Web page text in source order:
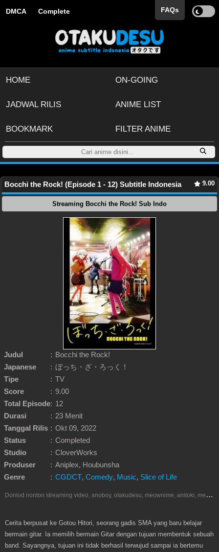
DMCA Complete FAQs
HOME ON-GOING
JADWAL RILIS ANIME LIST
BOOKMARK FILTER ANIME
Bocchi the Rock! (Episode 1 - 12) Subtitle Indonesia 9.00
Streaming Bocchi the Rock! Sub Indo
Judul : Bocchi the Rock!
Japanese
: ぼっち・ざ・ろっく！
Tipe
: TV
Score
: 9.00
Total Episode: 12
Durasi
: 23 Menit
Tanggal Rilis : Okt 09, 2022
Status
: Completed
Studio
: CloverWorks
Produser
: Aniplex, Houbunsha
Genre
: CGDCT, Comedy, Music, Slice of Life
D
onlod nonton streaming video, anoboy, otakudesu, meownime, anitoki, meguminime, melody, oploverz, anoboy, nimegami, unduh, riie net, drivenime, myanimelist, MAL, kusonime, neonime, bstation, maxnime, animeindo, Netflix, crunchyroll, neonime, samehadaku, streaming, otakupoi, awsubs, anibatch, anikyojin, nekonime, kurogaze, zippyshare, vidio google drive, Muse Indonesia, iQIYI, Viu, Ani-One Asia, Animenonton, Otaku desu, Mangaku, Anibatch,Vidio, Genflix, Amazon Prime Video, Terlengkap Google Drive 240p, 3GP, Muse Indonesia.
Cerita berpusat ke Gotou Hitori, seorang gadis SMA yang baru belajar
bermain gitar. Ia memilih bermain Gitar dengan tujuan membentuk sebuah
band. Sayangnya, tujuan ini tidak berhasil terwujud sampai ia bertemu